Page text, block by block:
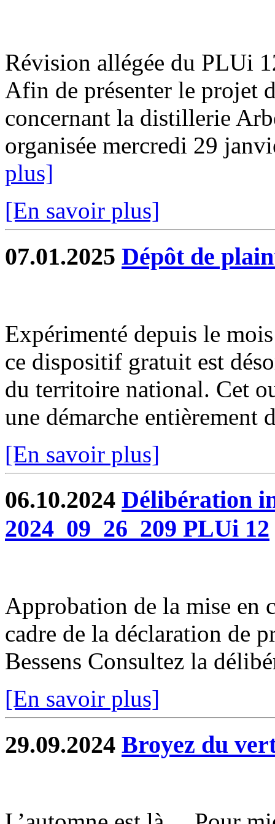
Révision allégée du PLUi
Afin de présenter le projet
concernant la distillerie
organisée mercredi 29
plus]
[En savoir plus]
07.01.2025 Dépôt de
Expérimenté depuis le
ce dispositif gratuit est
du territoire national. Cet
une démarche entièrement
[En savoir plus]
06.10.2024 Délibération
2024_09_26_209 PLUi 12
Approbation de la mise en
cadre de la déclaration de
Bessens Consultez la
[En savoir plus]
29.09.2024 Broyez du